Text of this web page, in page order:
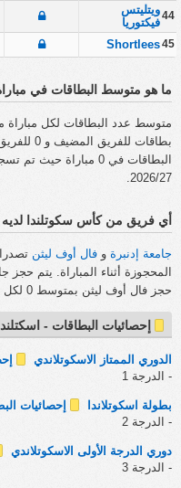
44ويتليتس
فيكتوريا
45
Shortlees
ما هو متوسط البطاقات في
متوسط عدد البطاقات لكل
البطاقات في 0
2026/27.
أي فريق من كأس سكوتلندا لديه
جامعة إدنبرة و فال أوف ليثن
حجز فال أوف ليثن بمتوسط 0 لكل مباراة.
إحصائيات البطاقات - اسكتلندا
الدوري الممتاز الاسكوتلاندي
- الدرجة 1
بطولة اسكوتلاندا
إحصائيات
- الدرجة 2
دوري الدرجة الأولى الاسكوتلاندي
- الدرجة 3